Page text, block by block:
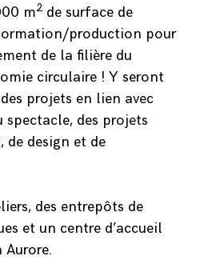
m2 de surface de
production pour
de la filière du
circulaire ! Y seront
projets en lien avec
spectacle, des projets
design et de
des entrepôts de
et un centre d’accueil
Aurore.